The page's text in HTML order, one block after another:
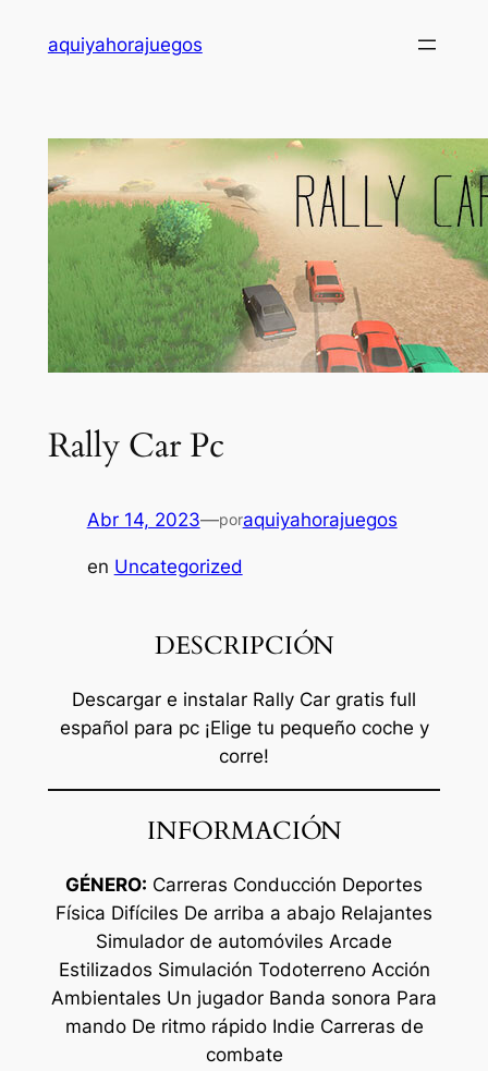
aquiyahorajuegos
Rally Car Pc
Abr 14, 2023—poraquiyahorajuegos
en Uncategorized
DESCRIPCIÓN
Descargar e instalar Rally Car gratis full
español para pc ¡Elige tu pequeño coche y
corre!
INFORMACIÓN
GÉNERO: Carreras Conducción Deportes
Física Difíciles De arriba a abajo Relajantes
Simulador de automóviles Arcade
Estilizados Simulación Todoterreno Acción
Ambientales Un jugador Banda sonora Para
mando De ritmo rápido Indie Carreras de
combate